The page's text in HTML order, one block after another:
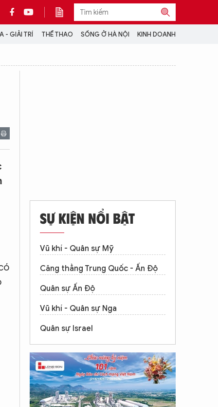
- GIẢI TRÍ THỂ THAO SỐNG Ở HÀ NỘI KINH DOANH
SỰ KIỆN NỔI BẬT
Vũ khí - Quân sự Mỹ
Căng thẳng Trung Quốc - Ấn Độ
Quân sự Ấn Độ
Vũ khí - Quân sự Nga
Quân sự Israel